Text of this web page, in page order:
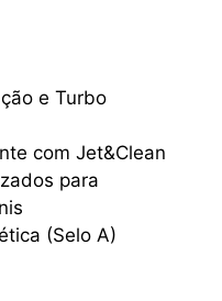
e Turbo
com Jet&Clean
para
(Selo A)